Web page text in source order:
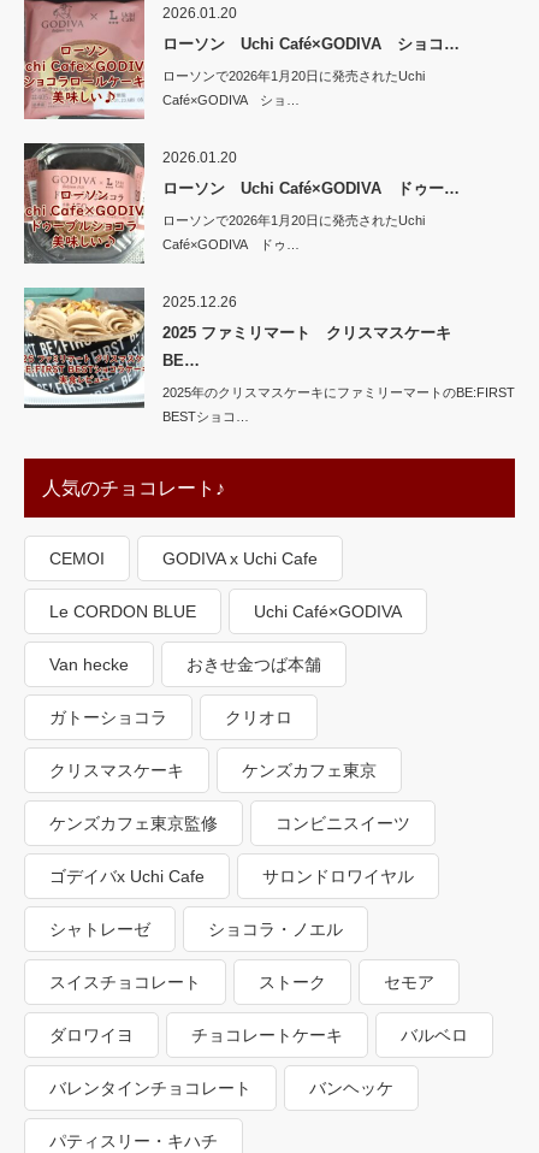
2026.01.20
ローソン Uchi Café×GODIVA ショコ…
ローソンで2026年1月20日に発売されたUchi
Café×GODIVA ショ…
2026.01.20
ローソン Uchi Café×GODIVA ドゥー…
ローソンで2026年1月20日に発売されたUchi
Café×GODIVA ドゥ…
2025.12.26
2025 ファミリマート クリスマスケーキ
BE…
2025年のクリスマスケーキにファミリーマートのBE:FIRST
BESTショコ…
人気のチョコレート♪
CEMOI GODIVA x Uchi Cafe
Le CORDON BLUE Uchi Café×GODIVA
Van hecke おきせ金つば本舗
ガトーショコラ クリオロ
クリスマスケーキ ケンズカフェ東京
ケンズカフェ東京監修 コンビニスイーツ
ゴデイバx Uchi Cafe サロンドロワイヤル
シャトレーゼ ショコラ・ノエル
スイスチョコレート ストーク セモア
ダロワイヨ チョコレートケーキ バルベロ
バレンタインチョコレート バンヘッケ
パティスリー・キハチ